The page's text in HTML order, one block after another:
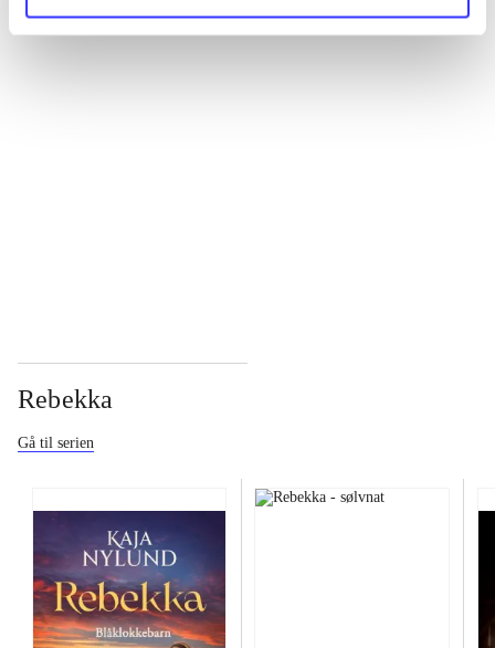
...
Rebekka
Gå til serien